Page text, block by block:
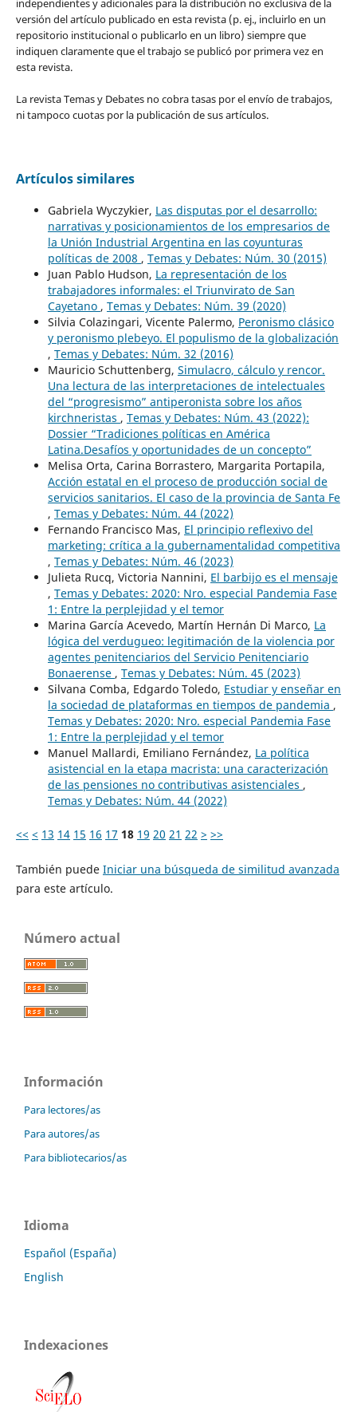
independientes y adicionales para la distribución no exclusiva de la
versión del artículo publicado en esta revista (p. ej., incluirlo en un
repositorio institucional o publicarlo en un libro) siempre que
indiquen claramente que el trabajo se publicó por primera vez en
esta revista.
La revista Temas y Debates no cobra tasas por el envío de trabajos,
ni tampoco cuotas por la publicación de sus artículos.
Artículos similares
Gabriela Wyczykier, Las disputas por el desarrollo:
narrativas y posicionamientos de los empresarios de
la Unión Industrial Argentina en las coyunturas
políticas de 2008 , Temas y Debates: Núm. 30 (2015)
Juan Pablo Hudson, La representación de los
trabajadores informales: el Triunvirato de San
Cayetano , Temas y Debates: Núm. 39 (2020)
Silvia Colazingari, Vicente Palermo, Peronismo clásico
y peronismo plebeyo. El populismo de la globalización
, Temas y Debates: Núm. 32 (2016)
Mauricio Schuttenberg, Simulacro, cálculo y rencor.
Una lectura de las interpretaciones de intelectuales
del “progresismo” antiperonista sobre los años
kirchneristas , Temas y Debates: Núm. 43 (2022):
Dossier “Tradiciones políticas en América
Latina.Desafíos y oportunidades de un concepto”
Melisa Orta, Carina Borrastero, Margarita Portapila,
Acción estatal en el proceso de producción social de
servicios sanitarios. El caso de la provincia de Santa Fe
, Temas y Debates: Núm. 44 (2022)
Fernando Francisco Mas, El principio reflexivo del
marketing: crítica a la gubernamentalidad competitiva
, Temas y Debates: Núm. 46 (2023)
Julieta Rucq, Victoria Nannini, El barbijo es el mensaje
, Temas y Debates: 2020: Nro. especial Pandemia Fase
1: Entre la perplejidad y el temor
Marina García Acevedo, Martín Hernán Di Marco, La
lógica del verdugueo: legitimación de la violencia por
agentes penitenciarios del Servicio Penitenciario
Bonaerense , Temas y Debates: Núm. 45 (2023)
Silvana Comba, Edgardo Toledo, Estudiar y enseñar en
la sociedad de plataformas en tiempos de pandemia ,
Temas y Debates: 2020: Nro. especial Pandemia Fase
1: Entre la perplejidad y el temor
Manuel Mallardi, Emiliano Fernández, La política
asistencial en la etapa macrista: una caracterización
de las pensiones no contributivas asistenciales ,
Temas y Debates: Núm. 44 (2022)
<< < 13 14 15 16 17 18 19 20 21 22 > >>
También puede Iniciar una búsqueda de similitud avanzada
para este artículo.
Número actual
Información
Para lectores/as
Para autores/as
Para bibliotecarios/as
Idioma
Español (España)
English
Indexaciones